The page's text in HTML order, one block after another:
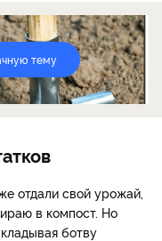
тему
отдали свой урожай,
в компост. Но
ботву